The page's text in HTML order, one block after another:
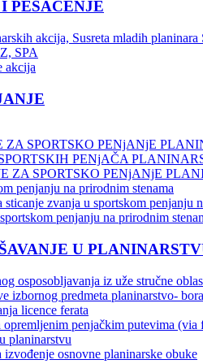
PEŠAČENJE
akcija, Susreta mladih
SPA
akcija
SPORTSKO PENjANjE
PENjAČA
ZA SPORTSKO PENjANjE
penjanju na prirodnim stenama
zvanja u sportskom penjanju
penjanju na prirodnim
U
osposobljavanja iz uže stručne
izbornog predmeta planinarstvo-
licence ferata
opremljenim penjačkim putevima
planinarstvu
osnovne planinarske obuke